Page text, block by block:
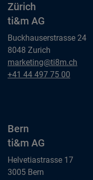
Zürich
ti&m AG
Buckhauserstrasse 24
8048 Zurich
Zürich
ti&m AG
marketing@ti8m.ch
Zürich
+41 44 497 75 00
Bern
ti&m AG
Helvetiastrasse 17
3005 Bern